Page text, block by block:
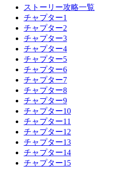
ストーリー攻略一覧
チャプター1
チャプター2
チャプター3
チャプター4
チャプター5
チャプター6
チャプター7
チャプター8
チャプター9
チャプター10
チャプター11
チャプター12
チャプター13
チャプター14
チャプター15